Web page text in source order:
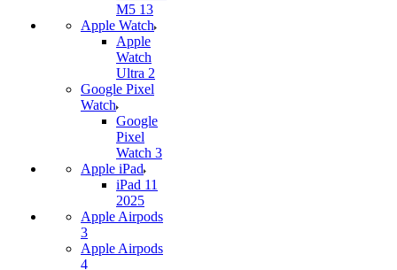
M5 13
Apple Watch
Apple
Watch
Ultra 2
Google Pixel
Watch
Google
Pixel
Watch 3
Apple iPad
iPad 11
2025
Apple Airpods
3
Apple Airpods
4